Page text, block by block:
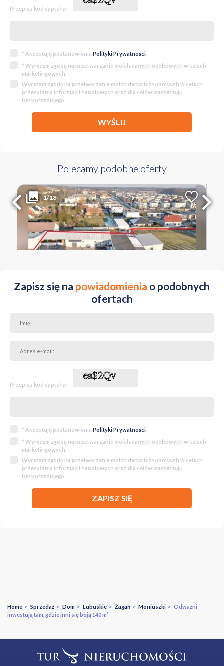
Przepisz kod captcha:
* Akceptuję postanowienia Polityki Prywatności.
* Wyrażam zgodę na przetwarzanie moich danych osobowych w celach
marketingowych.
Wyrażam zgodę na przetwarzanie moich danych osobowych w celach
przesyłania informacji handlowych oraz dla celów marketingu
bezpośredniego.
WYŚLIJ
Polecamy podobne oferty
1/18Liczba pokoi
7
Powierzchnia
655 m2
Cena za m2
23 PLN
LUBUSKIE zielonogórski ul. Sportowa
Zapisz się na powiadomienia o podobnych
ofertach
Przepisz kod captcha:
* Akceptuję postanowienia Polityki Prywatności.
* Wyrażam zgodę na przetwarzanie moich danych osobowych w celach
marketingowych.
Wyrażam zgodę na przetwarzanie moich danych osobowych w celach
przesyłania informacji handlowych oraz dla celów marketingu
bezpośredniego.
ZAPISZ SIĘ
Home > Sprzedaż > Dom > Lubuskie > Żagań > Moniuszki > Odważni
inwestują tam, gdzie inni się boją 140 m²